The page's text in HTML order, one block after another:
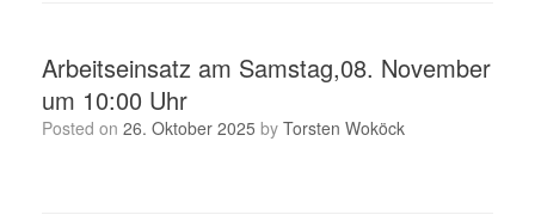
Arbeitseinsatz am Samstag,08. November
um 10:00 Uhr
Posted on 26. Oktober 2025 by Torsten Woköck